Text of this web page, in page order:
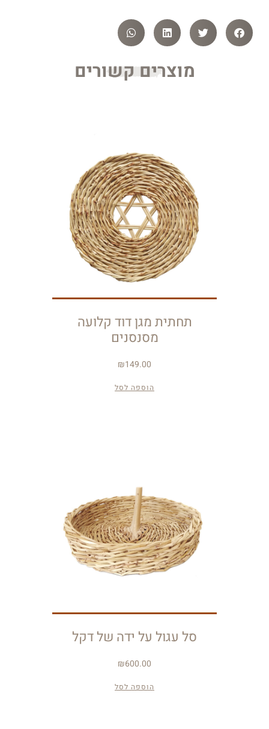
מוצרים קשורים
תחתית מגן דוד קלועה
מסנסנים
₪149.00
הוספה לסל
סל עגול על ידה של דקל
₪600.00
הוספה לסל